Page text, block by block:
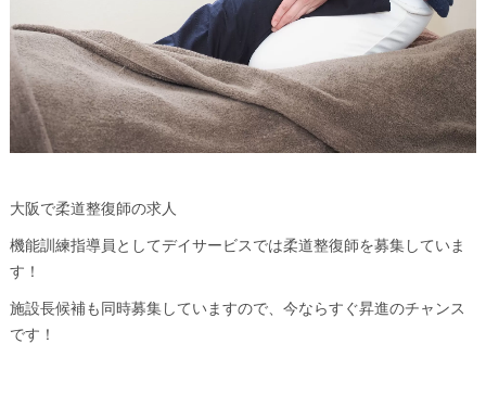
大阪で柔道整復師の求人
機能訓練指導員としてデイサービスでは柔道整復師を募集していま
す！
施設長候補も同時募集していますので、今ならすぐ昇進のチャンス
です！